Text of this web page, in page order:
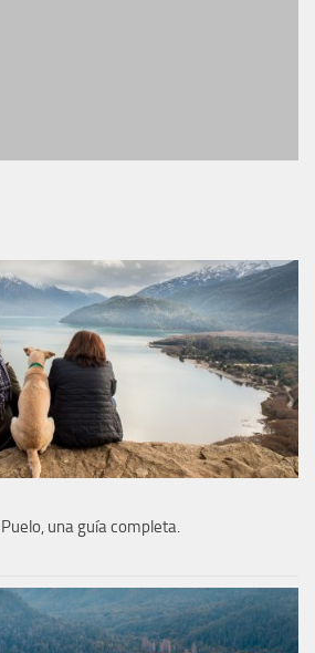
una guía completa.